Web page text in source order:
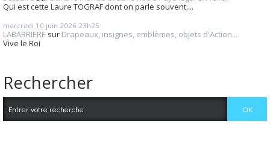
Qui est cette Laure TOGRAF dont on parle souvent....
mercredi 10 juin 2026 23h25
LABARRIERE sur Drapeaux, insignes, emblèmes, objets d'Action...
Vive le Roi
Rechercher